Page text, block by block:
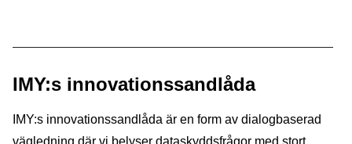
IMY:s innovationssandlåda
IMY:s innovationssandlåda är en form av dialogbaserad
vägledning där vi belyser dataskyddsfrågor med stort